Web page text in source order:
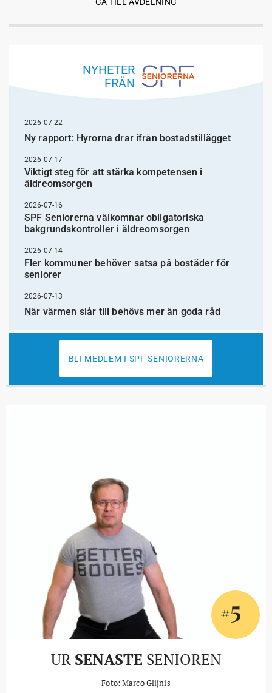
NYHETER
FRÅN
2026-07-22
Ny rapport: Hyrorna drar ifrån bostadstillägget
2026-07-17
Viktigt steg för att stärka kompetensen i
äldreomsorgen
2026-07-16
SPF Seniorerna välkomnar obligatoriska
bakgrundskontroller i äldreomsorgen
2026-07-14
Fler kommuner behöver satsa på bostäder för
seniorer
2026-07-13
När värmen slår till behövs mer än goda råd
BLI MEDLEM I SPF SENIORERNA
#5
UR SENASTE SENIOREN
Foto: Marco Glijnis